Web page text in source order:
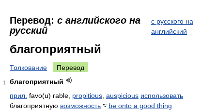
Перевод: с английского на
русский
с русского на
английский
благоприятный
Толкование Перевод
1
благоприятный
прил. favo(u) rable, propitious auspicious использовать
благоприятную возможность ≈ be onto a good thing